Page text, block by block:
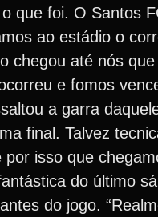
que foi. O Santos
ao estádio o
chegou até nós
e fomos
a garra
final. Talvez
isso que
do último
do jogo.